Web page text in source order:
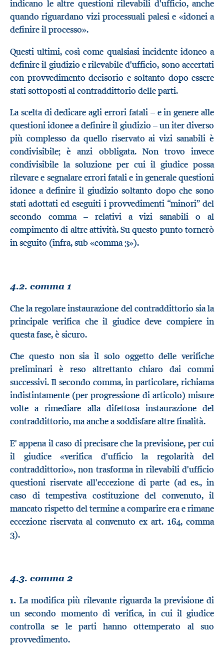
indicano le altre questioni rilevabili d'ufficio, anche
quando riguardano vizi processuali palesi e «idonei a
definire il processo».
Questi ultimi, così come qualsiasi incidente idoneo a
definire il giudizio e rilevabile d'ufficio, sono accertati
con provvedimento decisorio e soltanto dopo essere
stati sottoposti al contraddittorio delle parti.
La scelta di dedicare agli errori fatali – e in genere alle
questioni idonee a definire il giudizio – un iter diverso
più complesso da quello riservato ai vizi sanabili è
condivisibile; è anzi obbligata. Non trovo invece
condivisibile la soluzione per cui il giudice possa
rilevare e segnalare errori fatali e in generale questioni
idonee a definire il giudizio soltanto dopo che sono
stati adottati ed eseguiti i provvedimenti “minori” del
secondo comma – relativi a vizi sanabili o al
compimento di altre attività. Su questo punto tornerò
in seguito (infra, sub «comma 3»).
4.2. comma 1
Che la regolare instaurazione del contraddittorio sia la
principale verifica che il giudice deve compiere in
questa fase, è sicuro.
Che questo non sia il solo oggetto delle verifiche
preliminari è reso altrettanto chiaro dai commi
successivi. Il secondo comma, in particolare, richiama
indistintamente (per progressione di articolo) misure
volte a rimediare alla difettosa instaurazione del
contraddittorio, ma anche a soddisfare altre finalità.
E' appena il caso di precisare che la previsione, per cui
il giudice «verifica d'ufficio la regolarità del
contraddittorio», non trasforma in rilevabili d'ufficio
questioni riservate all'eccezione di parte (ad es., in
caso di tempestiva costituzione del convenuto, il
mancato rispetto del termine a comparire era e rimane
eccezione riservata al convenuto ex art. 164, comma
3).
4.3. comma 2
1. La modifica più rilevante riguarda la previsione di
un secondo momento di verifica, in cui il giudice
controlla se le parti hanno ottemperato al suo
provvedimento.